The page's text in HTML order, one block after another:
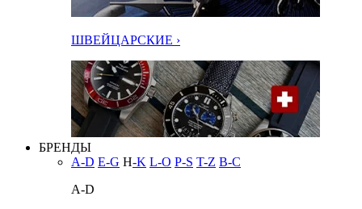
ШВЕЙЦАРСКИЕ ›
БРЕНДЫ
A-D E-G H-K L-O P-S T-Z В-С
A-D